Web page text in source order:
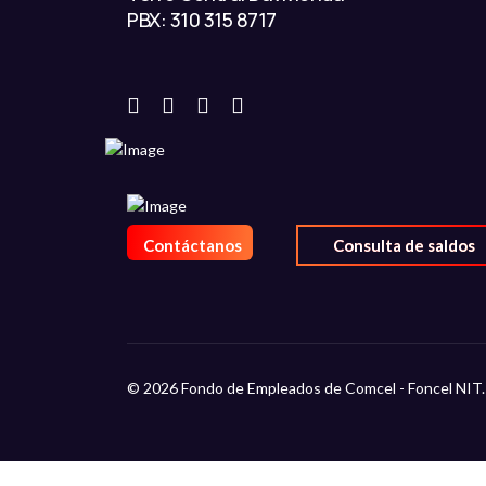
PBX: 310 315 8717
Contáctanos Consulta de saldos
© 2026 Fondo de Empleados de Comcel - Foncel